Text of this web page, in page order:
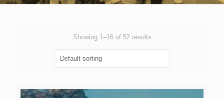
Showing 1–16 of 52 results